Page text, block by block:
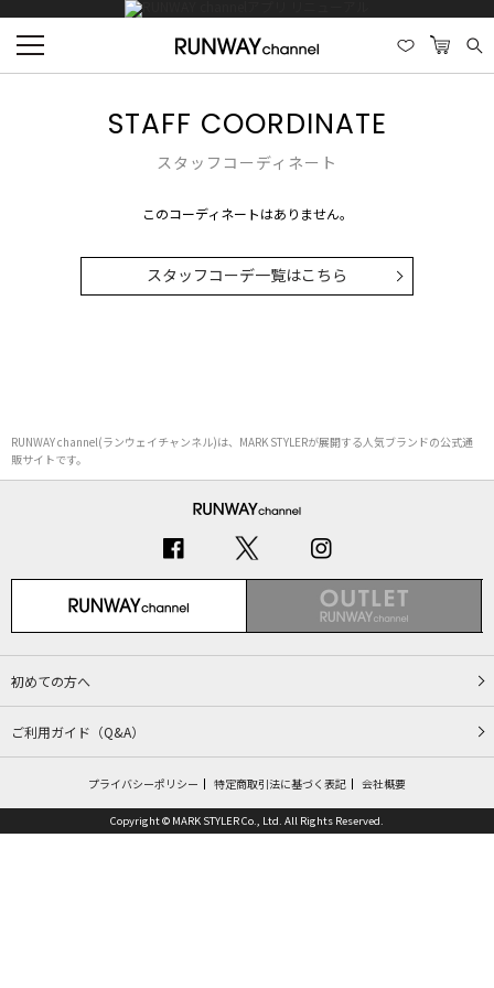
STAFF COORDINATE
スタッフコーディネート
このコーディネートはありません。
スタッフコーデ一覧はこちら
RUNWAY channel(ランウェイチャンネル)は、MARK STYLERが展開する人気ブランドの公式通
販サイトです。
初めての方へ
ご利用ガイド（Q&A）
プライバシーポリシー 特定商取引法に基づく表記 会社概要
Copyright © MARK STYLER Co., Ltd. All Rights Reserved.